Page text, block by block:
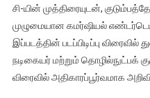
சி-யின் முத்திரையுடன்,
முழுமையான கமர்ஷியல்
இப்படத்தின் படப்பிடிப்பு விரைவில்
நடிகையர் மற்றும் தொழில்நுட்பக்
விரைவில் அதிகாரப்பூர்வமாக